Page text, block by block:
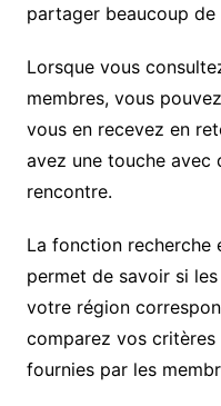
partager beaucoup de
Lorsque vous
membres, vous
vous en recevez en
avez une touche avec
rencontre.
La fonction recherche
permet de savoir si
votre région
comparez vos
fournies par les